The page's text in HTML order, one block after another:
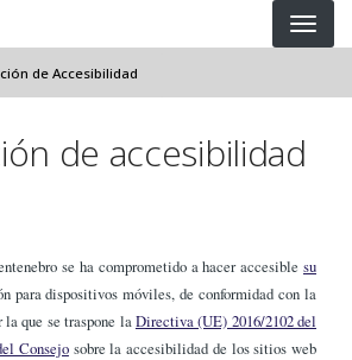
principal
de Accesibilidad
de accesibilidad
se ha comprometido a hacer accesible su
para dispositivos móviles, de conformidad con la
que se traspone laDirectiva (UE) 2016/2102 del
Consejosobre la accesibilidad de los sitios web